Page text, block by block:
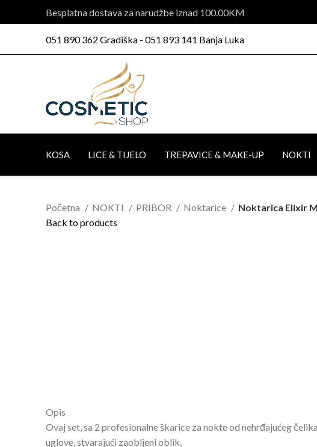
051 890 362 Gradiška - 051 893 141 Banja Luka
KOSA LICE & TIJELO TREPAVICE & MAKE-UP NOKTI
Početna NOKTI PRIBOR Noktarice
Noktarica Elixir
Back to products
Opis
Ovaj set, sa 2 profesionalne škarice za nokte od nehrđajućeg
uglove, stvarajući zaobljeni oblik.
Besplatna dostava za narudžbe iznad 100.00KM